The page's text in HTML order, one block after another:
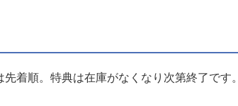
順。特典は在庫がなくなり次第終了です。